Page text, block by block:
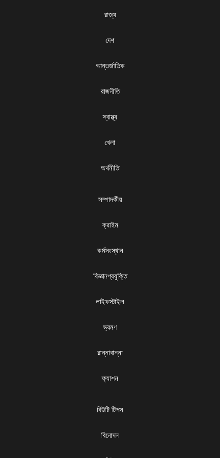
রাজ্য
দেশ
আন্তর্জাতিক
রাজনীতি
স্বাস্থ্য
খেলা
অর্থনীতি
সম্পাদকীয়
ক্রাইম
কর্মসংস্থান
বিজ্ঞানপ্রযুক্তি
লাইফস্টাইল
ভ্রমণ
রান্নাবান্না
ফ্যাশন
বিউটি টিপস
বিনোদন